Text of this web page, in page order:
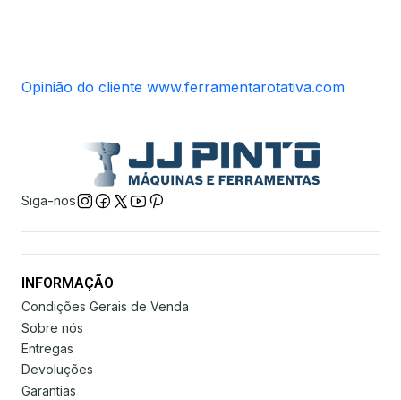
Opinião do cliente www.ferramentarotativa.com
Siga-nos
INFORMAÇÃO
Condições Gerais de Venda
Sobre nós
Entregas
Devoluções
Garantias